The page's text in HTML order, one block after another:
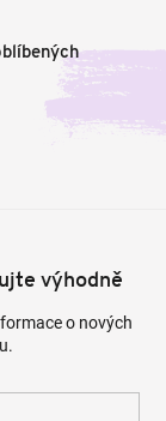
výhodně
o nových